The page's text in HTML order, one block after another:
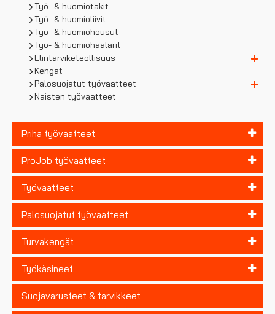
Työ- & huomiotakit
Työ- & huomioliivit
Työ- & huomiohousut
Työ- & huomiohaalarit
Elintarviketeollisuus
Kengät
Palosuojatut työvaatteet
Naisten työvaatteet
Priha työvaatteet
ProJob työvaatteet
Työvaatteet
Palosuojatut työvaatteet
Turvakengät
Työkäsineet
Suojavarusteet & tarvikkeet